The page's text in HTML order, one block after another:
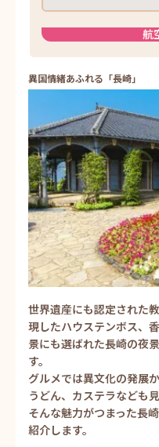
航
異国情緒あふれる「長崎」
世界遺産にも認定された
現したハウステンボス、
景にも選ばれた長崎の夜
す。
グルメでは異文化の発展
うどん、カステラなども
そんな魅力がつまった長
紹介します。